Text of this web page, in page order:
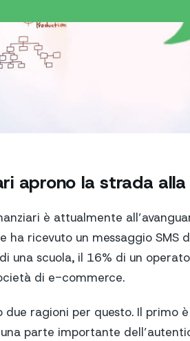
aprono la strada
è attualmente
ha ricevuto un messaggio SMS
una scuola, il 16% di un
di e-commerce.
due ragioni per questo. Il primo
parte importante